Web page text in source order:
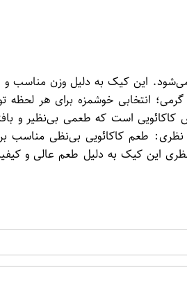
می‌شود. این کیک به دلیل وزن
کیک ستلی نظری 65 گرمی، یک کیک لایه‌ای با روکش
کیک ستلی نظری: طعم کاکائویی
کیک به دلیل طعم عالی و کیفیت